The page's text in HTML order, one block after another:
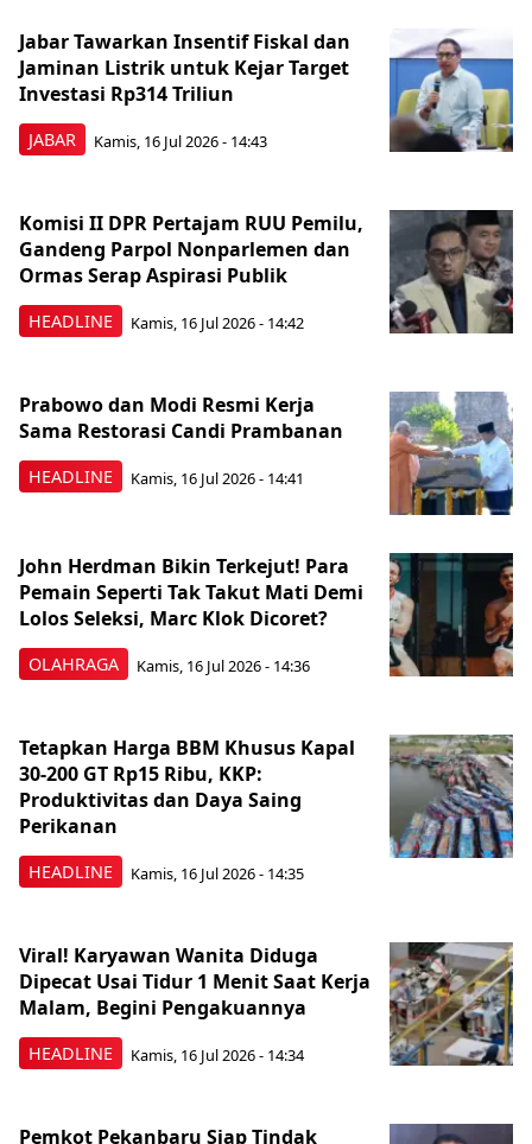
JABAR
Jabar Tawarkan Insentif Fiskal dan
Jaminan Listrik untuk Kejar Target
Investasi Rp314 Triliun
Kamis, 16 Jul 2026 - 14:43
HEADLINE
Komisi II DPR Pertajam RUU Pemilu,
Gandeng Parpol Nonparlemen dan
Ormas Serap Aspirasi Publik
Kamis, 16 Jul 2026 - 14:42
HEADLINE
Prabowo dan Modi Resmi Kerja
Sama Restorasi Candi Prambanan
Kamis, 16 Jul 2026 - 14:41
OLAHRAGA
John Herdman Bikin Terkejut! Para
Pemain Seperti Tak Takut Mati Demi
Lolos Seleksi, Marc Klok Dicoret?
Kamis, 16 Jul 2026 - 14:36
HEADLINE
Tetapkan Harga BBM Khusus Kapal
30-200 GT Rp15 Ribu, KKP:
Produktivitas dan Daya Saing
Perikanan
Kamis, 16 Jul 2026 - 14:35
HEADLINE
Viral! Karyawan Wanita Diduga
Dipecat Usai Tidur 1 Menit Saat Kerja
Malam, Begini Pengakuannya
Kamis, 16 Jul 2026 - 14:34
Pemkot Pekanbaru Siap Tindak